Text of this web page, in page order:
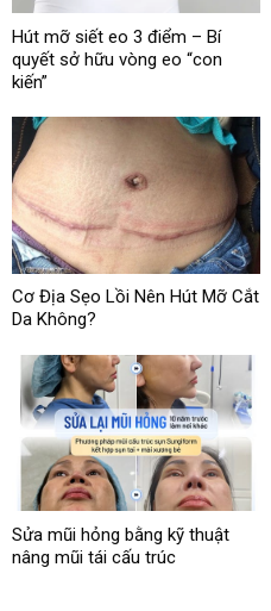
Hút mỡ siết eo 3 điểm – Bí
quyết sở hữu vòng eo “con
kiến”
Cơ Địa Sẹo Lồi Nên Hút Mỡ Cắt
Da Không?
Sửa mũi hỏng bằng kỹ thuật
nâng mũi tái cấu trúc